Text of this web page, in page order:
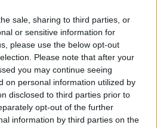
sale, sharing to third parties, or
or sensitive information for
please use the below opt-out
Please note that after your
you may continue seeing
on personal information utilized by
disclosed to third parties prior to
opt-out of the further
information by third parties on the
Eladó:Nagyházi Galéria és
Aukciósház
Cím: Müller Márta
Nagyházi Galéria és Aukciósház